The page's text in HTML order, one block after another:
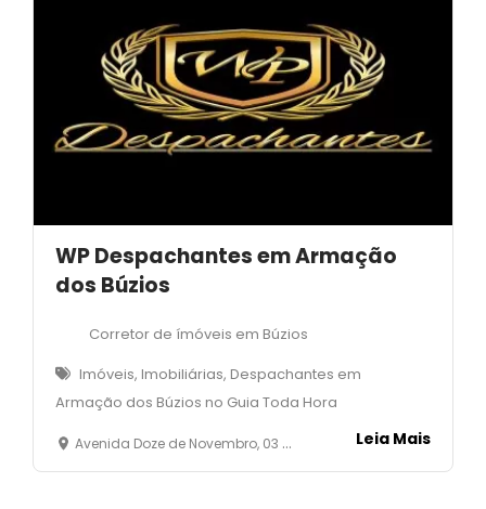
WP Despachantes em Armação
dos Búzios
Corretor de ímóveis em Búzios
Imóveis, Imobiliárias, Despachantes em
Armação dos Búzios no Guia Toda Hora
Avenida Doze de Novembro, 03 - Loja 03 - Cem Braças - Armação dos Búzios - RJ Leia Mais